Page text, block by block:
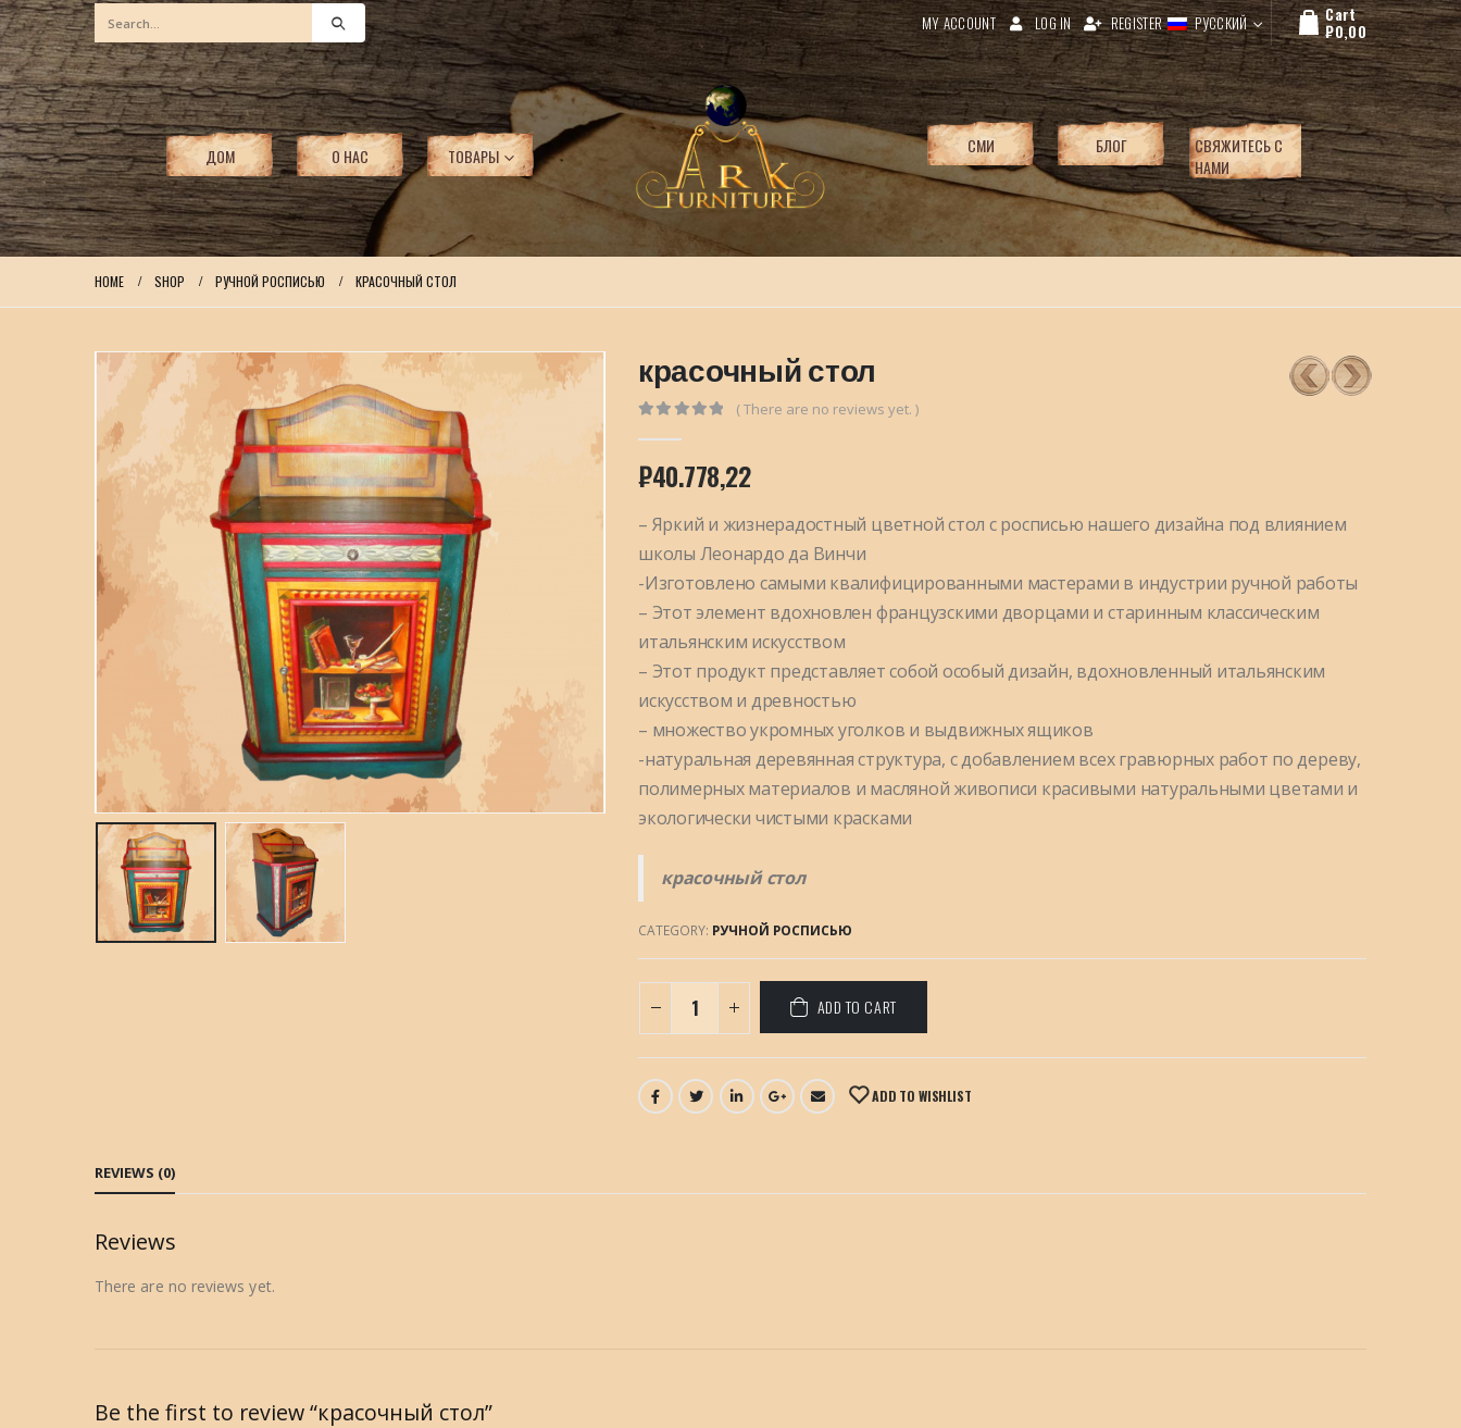
MY ACCOUNT LOG IN REGISTER РУССКИЙ Cart
₽0,00
ДОМ О НАС ТОВАРЫ СМИ БЛОГ
СВЯЖИТЕСЬ С
НАМИ
HOME SHOP РУЧНОЙ РОСПИСЬЮ КРАСОЧНЫЙ СТОЛ
красочный стол
( There are no reviews yet. )
₽40.778,22
– Яркий и жизнерадостный цветной стол с росписью нашего дизайна под влиянием
школы Леонардо да Винчи
-Изготовлено самыми квалифицированными мастерами в индустрии ручной работы
– Этот элемент вдохновлен французскими дворцами и старинным классическим
итальянским искусством
– Этот продукт представляет собой особый дизайн, вдохновленный итальянским
искусством и древностью
– множество укромных уголков и выдвижных ящиков
-натуральная деревянная структура, с добавлением всех гравюрных работ по дереву,
полимерных материалов и масляной живописи красивыми натуральными цветами и
экологически чистыми красками
красочный стол
CATEGORY: РУЧНОЙ РОСПИСЬЮ
ADD TO CART
ADD TO WISHLIST
REVIEWS (0)
Reviews
There are no reviews yet.
Be the first to review “красочный стол”